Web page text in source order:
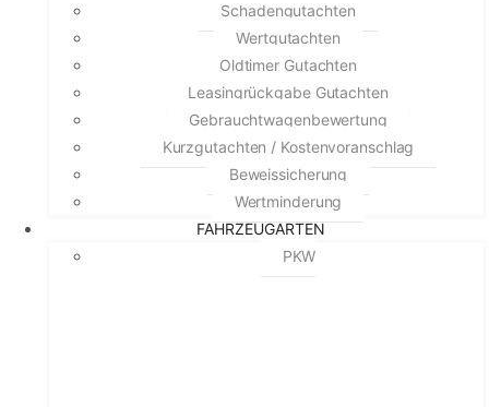
Schadengutachten
Wertgutachten
Oldtimer Gutachten
Leasingrückgabe Gutachten
Gebrauchtwagenbewertung
Kurzgutachten / Kostenvoranschlag
Beweissicherung
Wertminderung
FAHRZEUGARTEN
PKW